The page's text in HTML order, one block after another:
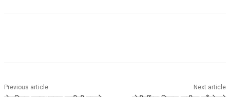
Previous article Next article